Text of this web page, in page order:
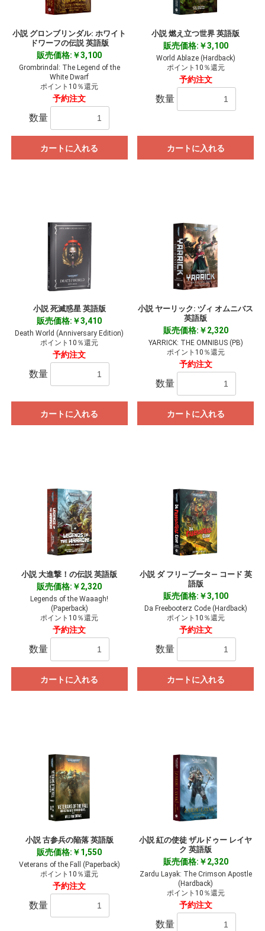
小説 グロンブリンダル: ホワイト
ドワーフの伝説 英語版
販売価格:￥3,100
Grombrindal: The Legend of the
White Dwarf
ポイント10％還元
予約注文
数量
カートに入れる
小説 燃え立つ世界 英語版
販売価格:￥3,100
World Ablaze (Hardback)
ポイント10％還元
予約注文
数量
カートに入れる
小説 死滅惑星 英語版
販売価格:￥3,410
Death World (Anniversary Edition)
ポイント10％還元
予約注文
数量
カートに入れる
小説 ヤーリック: ヅィ オムニバス
英語版
販売価格:￥2,320
YARRICK: THE OMNIBUS (PB)
ポイント10％還元
予約注文
数量
カートに入れる
小説 大進撃！の伝説 英語版
販売価格:￥2,320
Legends of the Waaagh!
(Paperback)
ポイント10％還元
予約注文
数量
カートに入れる
小説 ダ フリ―ブータ― コード 英
語版
販売価格:￥3,100
Da Freebooterz Code (Hardback)
ポイント10％還元
予約注文
数量
カートに入れる
小説 古参兵の陥落 英語版
販売価格:￥1,550
Veterans of the Fall (Paperback)
ポイント10％還元
予約注文
数量
小説 紅の使徒 ザルドゥー レイヤ
ク 英語版
販売価格:￥2,320
Zardu Layak: The Crimson Apostle
(Hardback)
ポイント10％還元
予約注文
数量
お買い物を続ける カートへ進む